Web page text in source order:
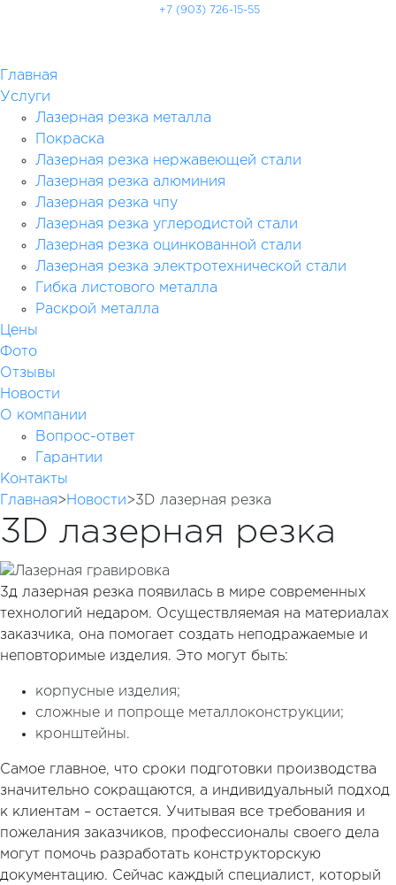
+7 (903) 726-15-55
Главная
Услуги
Лазерная резка металла
Покраска
Лазерная резка нержавеющей стали
Лазерная резка алюминия
Лазерная резка чпу
Лазерная резка углеродистой стали
Лазерная резка оцинкованной стали
Лазерная резка электротехнической стали
Гибка листового металла
Раскрой металла
Цены
Фото
Отзывы
Новости
О компании
Вопрос-ответ
Гарантии
Контакты
Главная> Новости>3D лазерная резка
3D лазерная резка
3д лазерная резка появилась в мире современных
технологий недаром. Осуществляемая на материалах
заказчика, она помогает создать неподражаемые и
неповторимые изделия. Это могут быть:
корпусные изделия;
сложные и попроще металлоконструкции;
кронштейны.
Самое главное, что сроки подготовки производства
значительно сокращаются, а индивидуальный подход
к клиентам – остается. Учитывая все требования и
пожелания заказчиков, профессионалы своего дела
могут помочь разработать конструкторскую
документацию. Сейчас каждый специалист, который